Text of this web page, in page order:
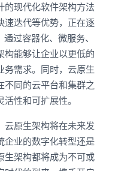
的现代化软件架构方法
速迭代等优势，正在逐
过容器化、微服务、
构能够让企业以更低的
务需求。同时，云原生
不同的云平台和集群之
性和可扩展性。
云原生架构将在未来发
企业的数字化转型还是
生架构都将成为不可或